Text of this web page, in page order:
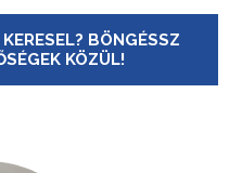
BÖNGÉSSZ
KÖZÜL!